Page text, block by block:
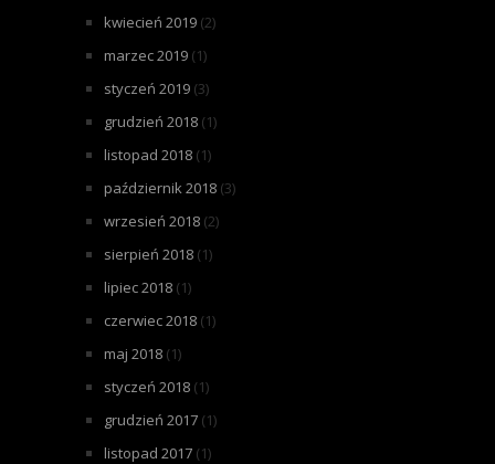
kwiecień 2019 (2)
marzec 2019 (1)
styczeń 2019 (3)
grudzień 2018 (1)
listopad 2018 (1)
październik 2018 (3)
wrzesień 2018 (2)
sierpień 2018 (1)
lipiec 2018 (1)
czerwiec 2018 (1)
maj 2018 (1)
styczeń 2018 (1)
grudzień 2017 (1)
listopad 2017 (1)